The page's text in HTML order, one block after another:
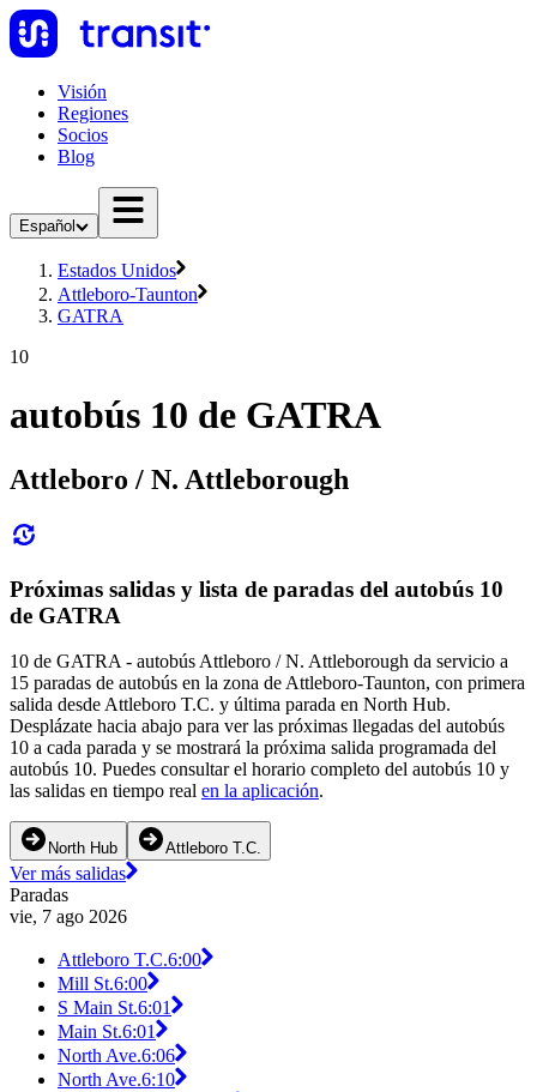
Visión
Regiones
Socios
Blog
Español
Estados Unidos
Attleboro-Taunton
GATRA
10
autobús 10 de GATRA
Attleboro / N. Attleborough
Próximas salidas y lista de paradas del autobús 10
de GATRA
10 de GATRA - autobús Attleboro / N. Attleborough da servicio a
15 paradas de autobús en la zona de Attleboro-Taunton, con primera
salida desde Attleboro T.C. y última parada en North Hub.
Desplázate hacia abajo para ver las próximas llegadas del autobús
10 a cada parada y se mostrará la próxima salida programada del
autobús 10. Puedes consultar el horario completo del autobús 10 y
las salidas en tiempo real en la aplicación.
North Hub Attleboro T.C.
Ver más salidas
Paradas
vie, 7 ago 2026
Attleboro T.C.6:00
Mill St.6:00
S Main St.6:01
Main St.6:01
North Ave.6:06
North Ave.6:10